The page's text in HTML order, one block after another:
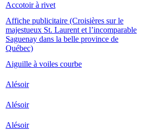
Accotoir à rivet
Affiche publicitaire (Croisières sur le
majestueux St. Laurent et l’incomparable
Saguenay dans la belle province de
Québec)
Aiguille à voiles courbe
Alésoir
Alésoir
Alésoir